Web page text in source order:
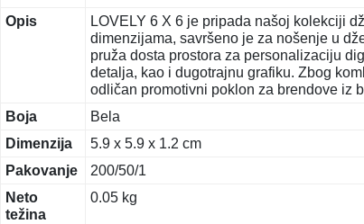
Opis
LOVELY 6 X 6 je pripada našoj kolekciji
dimenzijama, savršeno je za nošenje u
pruža dosta prostora za personalizaciju
detalja, kao i dugotrajnu grafiku. Zbog
odličan promotivni poklon za brendove iz
Boja
Bela
Dimenzija
5.9 x 5.9 x 1.2 cm
Pakovanje
200/50/1
Neto
težina
0.05 kg